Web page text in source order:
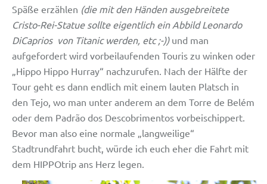
Späße erzählen (die mit den Händen ausgebreitete
Cristo-Rei-Statue sollte eigentlich ein Abbild Leonardo
DiCaprios von Titanic werden, etc ;-))und man
aufgefordert wird vorbeilaufenden Touris zu winken oder
„Hippo Hippo Hurray“ nachzurufen. Nach der Hälfte der
Tour geht es dann endlich mit einem lauten Platsch in
den Tejo, wo man unter anderem an dem Torre de Belém
oder dem Padrão dos Descobrimentos vorbeischippert.
Bevor man also eine normale „langweilige“
Stadtrundfahrt bucht, würde ich euch eher die Fahrt mit
dem HIPPOtrip ans Herz legen.